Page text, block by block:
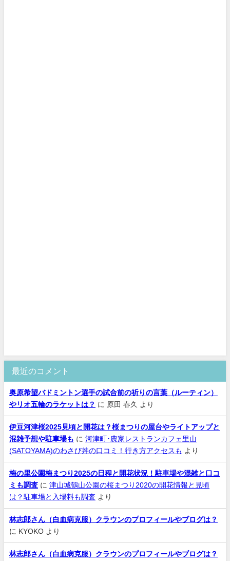
最近のコメント
奥原希望バドミントン選手の試合前の祈りの言葉（ルーティン）
やリオ五輪のラケットは？ に 原田 春久 より
伊豆河津桜2025見頃と開花は？桜まつりの屋台やライトアップと
混雑予想や駐車場も に 河津町･農家レストランカフェ里山
(SATOYAMA)のわさび丼の口コミ！行き方アクセスも
より
梅の里公園梅まつり2025の日程と開花状況！駐車場や混雑と口コ
ミも調査 に 津山城鶴山公園の桜まつり2020の開花情報と見頃
は？駐車場と入場料も調査 より
林志郎さん（白血病克服）クラウンのプロフィールやブログは？
に KYOKO より
林志郎さん（白血病克服）クラウンのプロフィールやブログは？